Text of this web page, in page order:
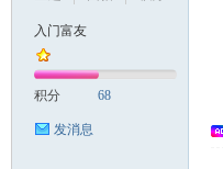
入门富友
积分 68
发消息